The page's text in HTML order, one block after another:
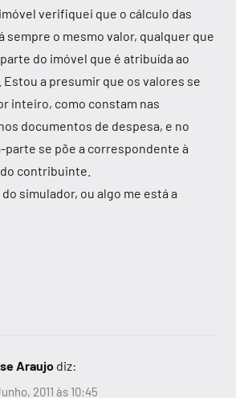
verifiquei que o cálculo das
sempre o mesmo valor, qualquer que
do imóvel que é atribuída ao
a presumir que os valores se
inteiro, como constam nas
documentos de despesa, e no
parte se põe a correspondente à
contribuinte.
simulador, ou algo me está a
Araujo diz:
2011 às 10:45